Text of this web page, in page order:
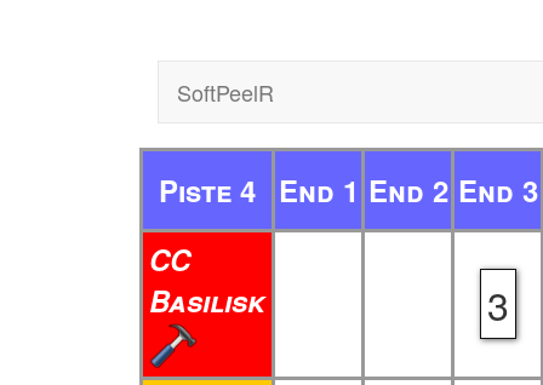
SoftPeelR
Piste 4 End 1 End 2 End 3
CC
Basilisk
3